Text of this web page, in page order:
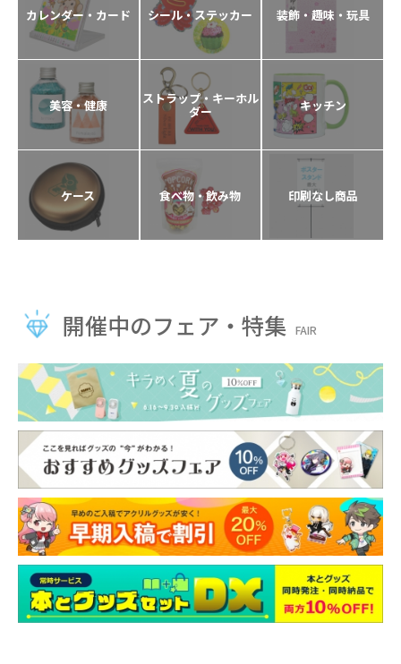
カレンダー・カード シール・ステッカー 装飾・趣味・玩具
美容・健康 ストラップ・キーホル
ダー キッチン
ケース 食べ物・飲み物 印刷なし商品
開催中のフェア・特集 FAIR